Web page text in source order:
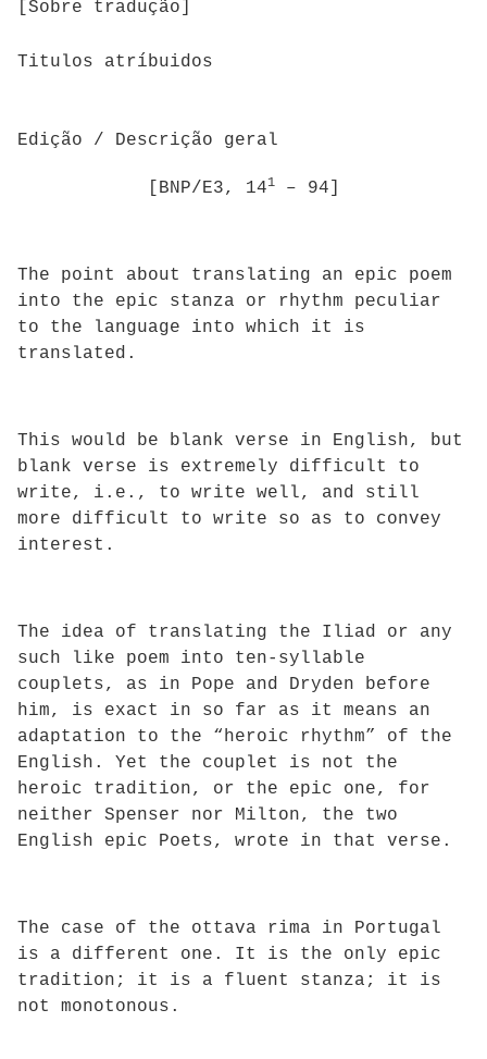
[Sobre tradução]
Titulos atríbuidos
Edição / Descrição geral
[BNP/E3, 141– 94]
The point about translating an epic poem
into the epic stanza or rhythm peculiar
to the language into which it is
translated.
This would be blank verse in English, but
blank verse is extremely difficult to
write, i.e., to write well, and still
more difficult to write so as to convey
interest.
The idea of translating the Iliad or any
such like poem into ten-syllable
couplets, as in Pope and Dryden before
him, is exact in so far as it means an
adaptation to the “heroic rhythm” of the
English. Yet the couplet is not the
heroic tradition, or the epic one, for
neither Spenser nor Milton, the two
English epic Poets, wrote in that verse.
The case of the ottava rima in Portugal
is a different one. It is the only epic
tradition; it is a fluent stanza; it is
not monotonous.